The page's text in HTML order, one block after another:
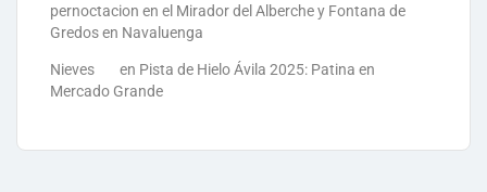
pernoctacion en el Mirador del Alberche y Fontana de
Gredos en Navaluenga
Nieves en Pista de Hielo Ávila 2025: Patina en
Mercado Grande